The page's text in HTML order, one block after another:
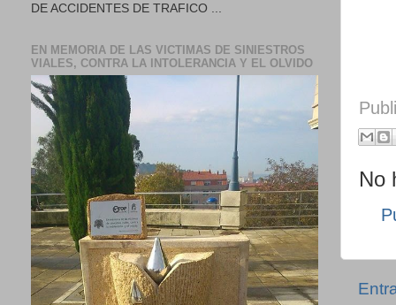
No
DE ACCIDENTES DE TRAFICO ...
EN MEMORIA DE LAS VICTIMAS DE SINIESTROS
VIALES, CONTRA LA INTOLERANCIA Y EL OLVIDO